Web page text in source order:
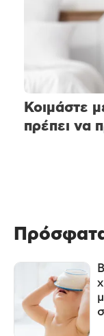
Κοιμάστε
πρέπει να